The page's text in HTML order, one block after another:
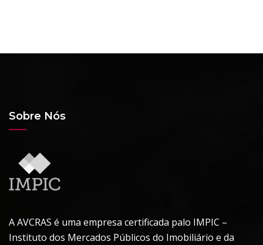
Sobre Nós
A AVCRAS é uma empresa certificada palo IMPIC –
Instituto dos Mercados Públicos do Imobiliário e da